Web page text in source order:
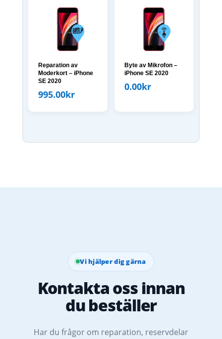
Reparation av
Moderkort – iPhone
SE 2020
995.00kr
Byte av Mikrofon –
iPhone SE 2020
0.00kr
Vi hjälper dig gärna
Kontakta oss innan
du beställer
Har du frågor om reparation, reservdelar